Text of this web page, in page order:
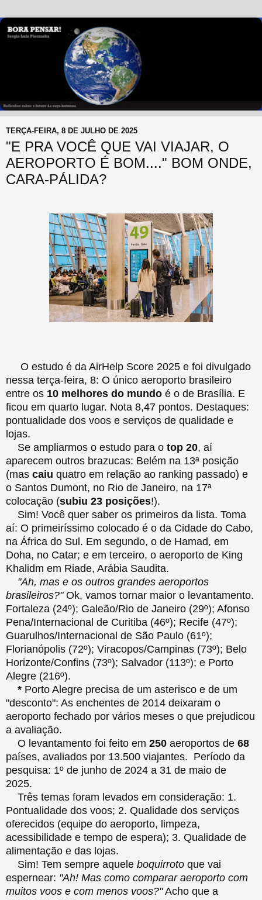
TERÇA-FEIRA, 8 DE JULHO DE 2025
"E PRA VOCÊ QUE VAI VIAJAR, O
AEROPORTO É BOM...." BOM ONDE,
CARA-PÁLIDA?
O estudo é da AirHelp Score 2025 e foi divulgado
nessa terça-feira, 8: O único aeroporto brasileiro
entre os 10 melhores do mundo é o de Brasília. E
ficou em quarto lugar. Nota 8,47 pontos. Destaques:
pontualidade dos voos e serviços de qualidade e
lojas.
Se ampliarmos o estudo para o top 20, aí
aparecem outros brazucas: Belém na 13ª posição
(mas caiu quatro em relação ao ranking passado) e
o Santos Dumont, no Rio de Janeiro, na 17ª
colocação (subiu 23 posições!).
Sim! Você quer saber os primeiros da lista. Toma
aí: O primeiríssimo colocado é o da Cidade do Cabo,
na África do Sul. Em segundo, o de Hamad, em
Doha, no Catar; e em terceiro, o aeroporto de King
Khalidm em Riade, Arábia Saudita.
"Ah, mas e os outros grandes aeroportos
brasileiros?"Ok, vamos tornar maior o levantamento.
Fortaleza (24º); Galeão/Rio de Janeiro (29º); Afonso
Pena/Internacional de Curitiba (46º); Recife (47º);
Guarulhos/Internacional de São Paulo (61º);
Florianópolis (72º); Viracopos/Campinas (73º); Belo
Horizonte/Confins (73º); Salvador (113º); e Porto
Alegre (216º).
* Porto Alegre precisa de um asterisco e de um
"desconto": As enchentes de 2014 deixaram o
aeroporto fechado por vários meses o que prejudicou
a avaliação.
O levantamento foi feito em 250 aeroportos de 68
países, avaliados por 13.500 viajantes. Período da
pesquisa: 1º de junho de 2024 a 31 de maio de
2025.
Três temas foram levados em consideração: 1.
Pontualidade dos voos; 2. Qualidade dos serviços
oferecidos (equipe do aeroporto, limpeza,
acessibilidade e tempo de espera); 3. Qualidade de
alimentação e das lojas.
Sim! Tem sempre aquele boquirroto que vai
espernear: "Ah! Mas como comparar aeroporto com
muitos voos e com menos voos?"Acho que a